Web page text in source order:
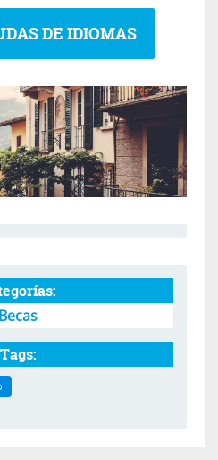
DE IDIOMAS
Becas
Tags: